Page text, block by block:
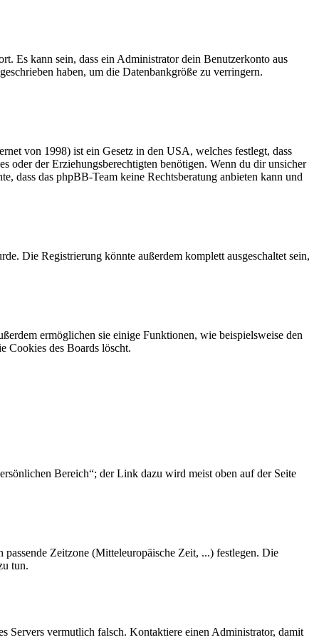
Es kann sein, dass ein Administrator dein Benutzerkonto aus
haben, um die Datenbankgröße zu verringern.
von 1998) ist ein Gesetz in den USA, welches festlegt, dass
oder der Erziehungsberechtigten benötigen. Wenn du dir unsicher
dass das phpBB-Team keine Rechtsberatung anbieten kann und
Die Registrierung könnte außerdem komplett ausgeschaltet sein,
ermöglichen sie einige Funktionen, wie beispielsweise den
Cookies des Boards löscht.
Bereich“; der Link dazu wird meist oben auf der Seite
Zeitzone (Mitteleuropäische Zeit, ...) festlegen. Die
tun.
Servers vermutlich falsch. Kontaktiere einen Administrator, damit